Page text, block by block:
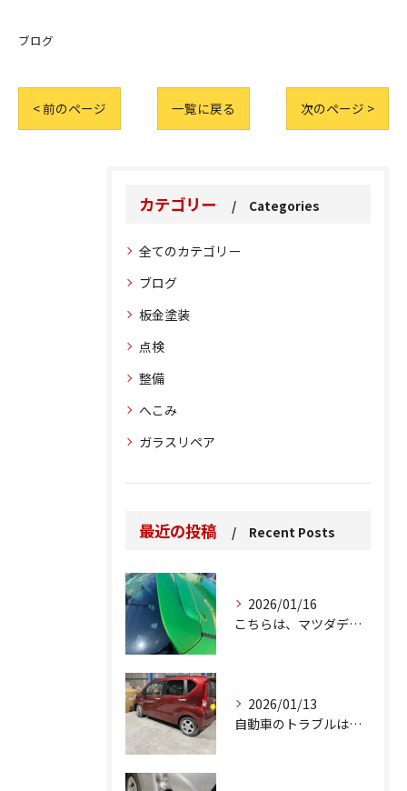
ブログ
< 前のページ 一覧に戻る 次のページ >
カテゴリー Categories
全てのカテゴリー
ブログ
板金塗装
点検
整備
へこみ
ガラスリペア
最近の投稿 Recent Posts
2026/01/16
こちらは、マツダデミオのゲートのルーフスポイラーで、経年劣化...
2026/01/13
自動車のトラブルは、日常生活において避けられない出来事の一つ...